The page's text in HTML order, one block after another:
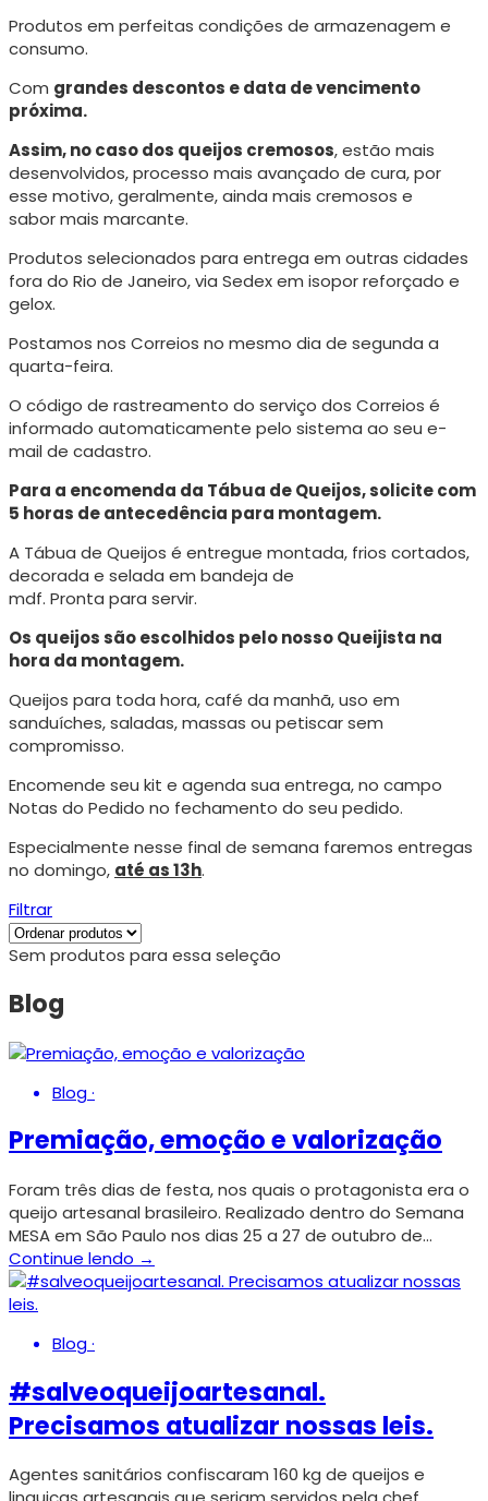
Produtos em perfeitas condições de armazenagem e
consumo.
Com grandes descontos e data de vencimento
próxima.
Assim, no caso dos queijos cremosos, estão mais
desenvolvidos, processo mais avançado de cura, por
esse motivo, geralmente, ainda mais cremosos e
sabor mais marcante.
Produtos selecionados para entrega em outras cidades
fora do Rio de Janeiro, via Sedex em isopor reforçado e
gelox.
Postamos nos Correios no mesmo dia de segunda a
quarta-feira.
O código de rastreamento do serviço dos Correios é
informado automaticamente pelo sistema ao seu e-
mail de cadastro.
Para a encomenda da Tábua de Queijos, solicite com
5 horas de antecedência para montagem.
A Tábua de Queijos é entregue montada, frios cortados,
decorada e selada em bandeja de
mdf. Pronta para servir.
Os queijos são escolhidos pelo nosso Queijista na
hora da montagem.
Queijos para toda hora, café da manhã, uso em
sanduíches, saladas, massas ou petiscar sem
compromisso.
Encomende seu kit e agenda sua entrega, no campo
Notas do Pedido no fechamento do seu pedido.
Especialmente nesse final de semana faremos entregas
no domingo, até as 13h.
Filtrar
Sem produtos para essa seleção
Blog
Blog·
Premiação, emoção e valorização
Foram três dias de festa, nos quais o protagonista era o
queijo artesanal brasileiro. Realizado dentro do Semana
MESA em São Paulo nos dias 25 a 27 de outubro de…
Continue lendo →
Blog·
#salveoqueijoartesanal.
Precisamos atualizar nossas leis.
Agentes sanitários confiscaram 160 kg de queijos e